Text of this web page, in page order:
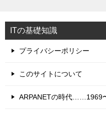
ITの基礎知識
プライバシーポリシー
このサイトについて
ARPANETの時代……1969